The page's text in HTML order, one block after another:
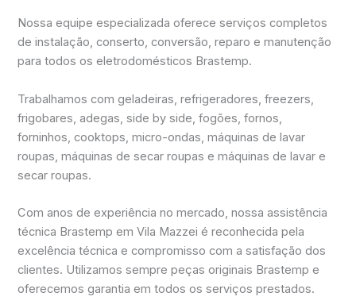
Nossa equipe especializada oferece serviços completos
de instalação, conserto, conversão, reparo e manutenção
para todos os eletrodomésticos Brastemp.
Trabalhamos com geladeiras, refrigeradores, freezers,
frigobares, adegas, side by side, fogões, fornos,
forninhos, cooktops, micro-ondas, máquinas de lavar
roupas, máquinas de secar roupas e máquinas de lavar e
secar roupas.
Com anos de experiência no mercado, nossa assistência
técnica Brastemp em Vila Mazzei é reconhecida pela
excelência técnica e compromisso com a satisfação dos
clientes. Utilizamos sempre peças originais Brastemp e
oferecemos garantia em todos os serviços prestados.